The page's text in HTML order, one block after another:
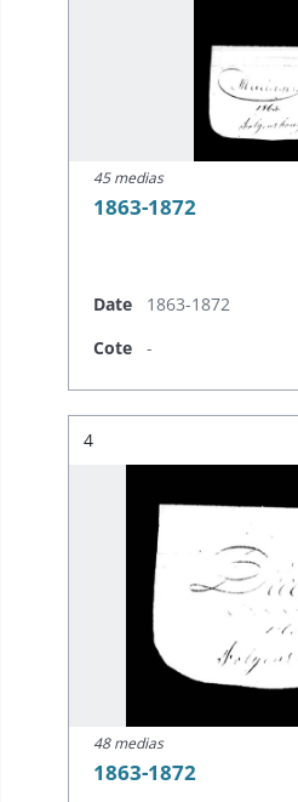
45 medias
1863-1872
Date
1863-1872
Cote
-
Résultat n°
4
48 medias
1863-1872